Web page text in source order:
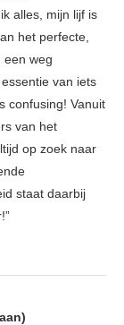
alles, mijn lijf is
het perfecte,
een weg
van iets
confusing! Vanuit
van het
op zoek naar
staat daarbij